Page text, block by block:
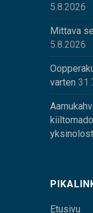
5.8.2026
Mittava
5.8.2026
varten
Etusivu